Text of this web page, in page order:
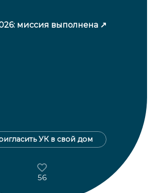
миссия выполнена
УК в свой дом
56